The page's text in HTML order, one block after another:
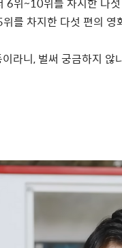
위를 차지한 다섯 편의
라니, 벌써 궁금하지 않